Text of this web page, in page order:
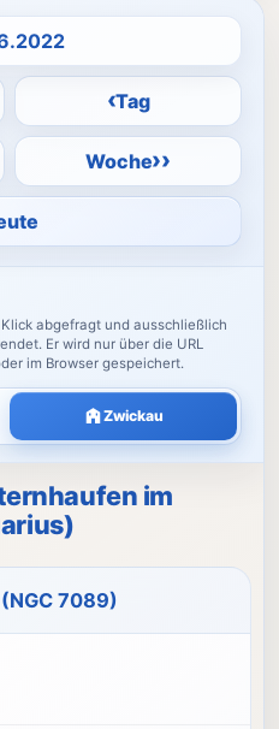
‹Tag
Woche››
abgefragt und ausschließlich
Er wird nur über die URL
im Browser gespeichert.
Zwickau
im
7089)